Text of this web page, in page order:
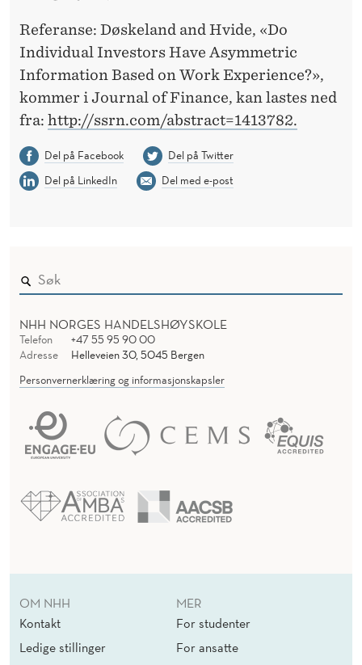
Referanse: Døskeland and Hvide, «Do
Individual Investors Have Asymmetric
Information Based on Work Experience?»,
kommer i Journal of Finance, kan lastes ned
fra: http://ssrn.com/abstract=1413782.
Del på Facebook
Del på Twitter
Del på LinkedIn
Del med e-post
NHH NORGES HANDELSHØYSKOLE
Telefon
+47 55 95 90 00
Adresse
Helleveien 30, 5045 Bergen
Personvernerklæring og informasjonskapsler
OM NHH
Kontakt
Ledige stillinger
MER
For studenter
For ansatte